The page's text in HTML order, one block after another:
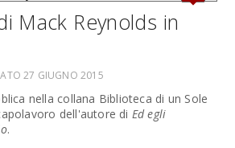
Mack Reynolds in
27 GIUGNO 2015
nella collana Biblioteca di un Sole
dell'autore di Ed egli
.